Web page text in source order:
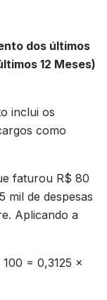
dos últimos
12 Meses)
inclui os
como
faturou R$ 80
mil de despesas
Aplicando a
= 0,3125 x